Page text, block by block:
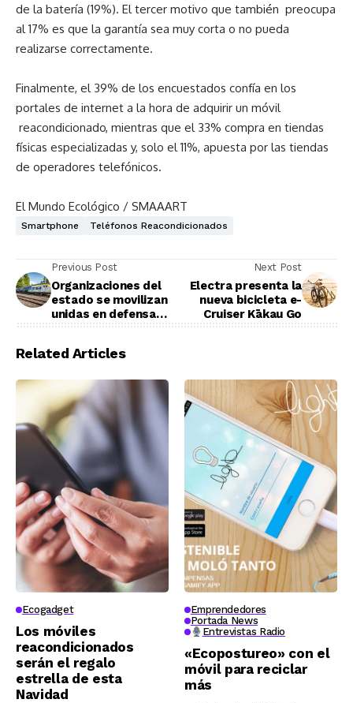
de la batería (19%). El tercer motivo que también preocupa
al 17% es que la garantía sea muy corta o no pueda
realizarse correctamente.
Finalmente, el 39% de los encuestados confía en los
portales de internet a la hora de adquirir un móvil
reacondicionado, mientras que el 33% compra en tiendas
físicas especializadas y, solo el 11%, apuesta por las tiendas
de operadores telefónicos.
El Mundo Ecológico / SMAAART
Smartphone Teléfonos Reacondicionados
Previous Post
Organizaciones del
estado se movilizan
unidas en defensa
Next Post
Electra presenta la
nueva bicicleta e-
Cruiser Kākau Go
Related Articles
Ecogadget
Los móviles
reacondicionados
serán el regalo
estrella de esta
Navidad
Emprendedores
Portada News
Entrevistas Radio
«Ecopostureo» con el
móvil para reciclar
más